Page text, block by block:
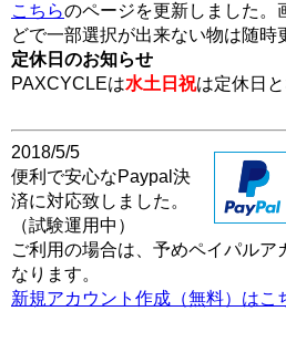
こちらのページを更新しました。
どで一部選択が出来ない物は随時
定休日のお知らせ
PAXCYCLEは水土日祝は定休日と
2018/5/5
便利で安心なPaypal決
済に対応致しました。
（試験運用中）
ご利用の場合は、予めペイパルア
なります。
新規アカウント作成（無料）はこ